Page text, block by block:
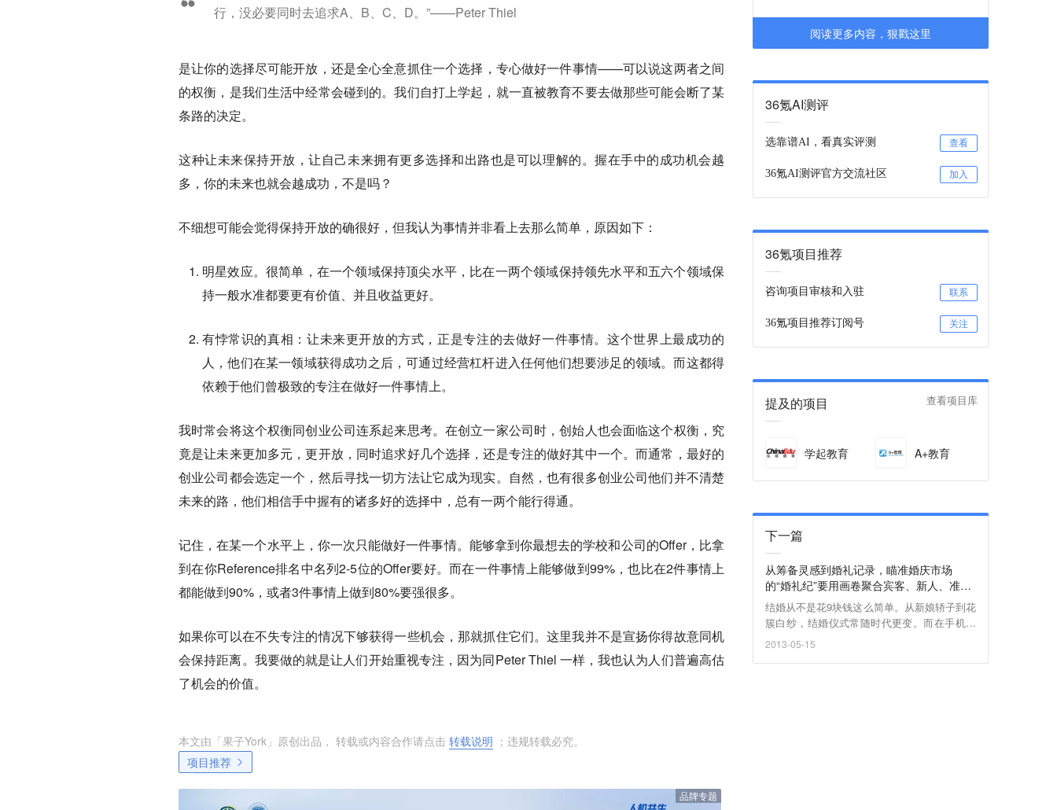
行，没必要同时去追求A、B、C、D。”——Peter Thiel
是让你的选择尽可能开放，还是全心全意抓住一个选择，专心做好一件事情——可以说这两者之间
的权衡，是我们生活中经常会碰到的。我们自打上学起，就一直被教育不要去做那些可能会断了某
条路的决定。
这种让未来保持开放，让自己未来拥有更多选择和出路也是可以理解的。握在手中的成功机会越
多，你的未来也就会越成功，不是吗？
不细想可能会觉得保持开放的确很好，但我认为事情并非看上去那么简单，原因如下：
明星效应。很简单，在一个领域保持顶尖水平，比在一两个领域保持领先水平和五六个领域保
持一般水准都要更有价值、并且收益更好。
有悖常识的真相：让未来更开放的方式，正是专注的去做好一件事情。这个世界上最成功的
人，他们在某一领域获得成功之后，可通过经营杠杆进入任何他们想要涉足的领域。而这都得
依赖于他们曾极致的专注在做好一件事情上。
我时常会将这个权衡同创业公司连系起来思考。在创立一家公司时，创始人也会面临这个权衡，究
竟是让未来更加多元，更开放，同时追求好几个选择，还是专注的做好其中一个。而通常，最好的
创业公司都会选定一个，然后寻找一切方法让它成为现实。自然，也有很多创业公司他们并不清楚
未来的路，他们相信手中握有的诸多好的选择中，总有一两个能行得通。
记住，在某一个水平上，你一次只能做好一件事情。能够拿到你最想去的学校和公司的Offer，比拿
到在你Reference排名中名列2-5位的Offer要好。而在一件事情上能够做到99%，也比在2件事情上
都能做到90%，或者3件事情上做到80%要强很多。
如果你可以在不失专注的情况下够获得一些机会，那就抓住它们。这里我并不是宣扬你得故意同机
会保持距离。我要做的就是让人们开始重视专注，因为同Peter Thiel 一样，我也认为人们普遍高估
了机会的价值。
本文由「果子York 」原创出品， 转载或内容合作请点击 转载说明 ；违规转载必究。
项目推荐
品牌专题
阅读更多内容，狠戳这里
36氪AI测评
选靠谱AI，看真实评测 查看
36氪AI测评官方交流社区 加入
36氪项目推荐
咨询项目审核和入驻 联系
36氪项目推荐订阅号 关注
提及的项目 查看项目库
学起教育 A+教育
下一篇
从筹备灵感到婚礼记录，瞄准婚庆市场
的“婚礼纪”要用画卷聚合宾客、新人、准新
人
结婚从不是花9块钱这么简单。从新娘轿子到花
簇白纱，结婚仪式常随时代更变。而在手机已
是人类第六感官，吃个饭也要拍照验毒的时
2013-05-15